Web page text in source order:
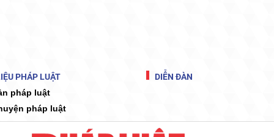
PHÁP LUẬT
pháp luật
pháp luật
DIỄN ĐÀN